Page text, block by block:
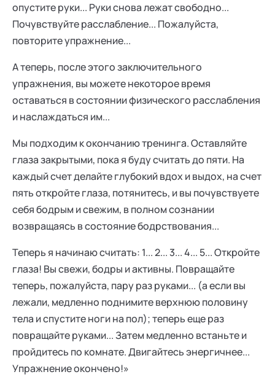
опустите руки... Руки снова лежат свободно...
Почувствуйте расслабление... Пожалуйста,
повторите упражнение...
А теперь, после этого заключительного
упражнения, вы можете некоторое время
оставаться в состоянии физического расслабления
и наслаждаться им...
Мы подходим к окончанию тренинга. Оставляйте
глаза закрытыми, пока я буду считать до пяти. На
каждый счет делайте глубокий вдох и выдох, на счет
пять откройте глаза, потянитесь, и вы почувствуете
себя бодрым и свежим, в полном сознании
возвращаясь в состояние бодрствования...
Теперь я начинаю считать: 1... 2... 3... 4... 5... Откройте
глаза! Вы свежи, бодры и активны. Повращайте
теперь, пожалуйста, пару раз руками... (а если вы
лежали, медленно поднимите верхнюю половину
тела и спустите ноги на пол); теперь еще раз
повращайте руками... Затем медленно встаньте и
пройдитесь по комнате. Двигайтесь энергичнее...
Упражнение окончено!»